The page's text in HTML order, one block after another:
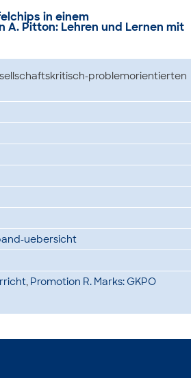
in einem
A. Pitton: Lehren und Lernen mit
problemorientierten
uebersicht
, Promotion R. Marks: GKPO